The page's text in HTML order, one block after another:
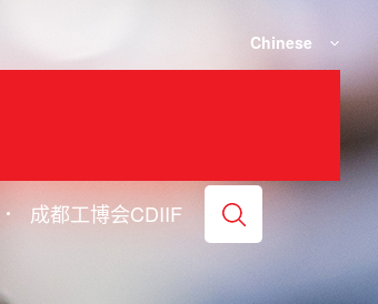
Chinese
成都工博会CDIIF